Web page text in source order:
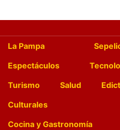
La Pampa
Espectáculos
Turismo
Salud
Culturales
Cocina y Gastronomía